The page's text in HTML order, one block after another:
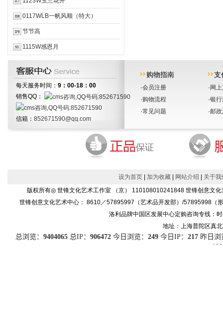
0117WLB一帆风顺（特大）
节节高
1115W感恩月
每天服务时间： 9：00-18：00
销售QQ：
信箱： 852671590@qq.com
购物指南
·会员注册
·购物流程
·常见问题
支
· 网
·银
·邮
设为首页 加为收藏 网站介绍
关于我
版权所有◎ 世锋文化艺术工作室 （京） 110108010241848 世锋创意文
世锋创意文化艺术中心： 8610／57895997（艺术品开发部）/57895998（
洛利品牌中国区发展中心定购咨询专线：
地址：上海普陀区真